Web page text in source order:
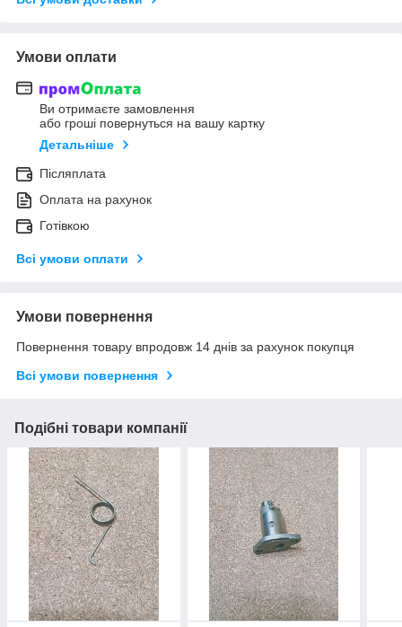
Умови оплати
Ви отримаєте замовлення
або гроші повернуться на вашу картку
Детальніше
Післяплата
Оплата на рахунок
Готівкою
Всі умови оплати
Умови повернення
Повернення товару впродовж 14 днів за рахунок покупця
Всі умови повернення
Подібні товари компанії